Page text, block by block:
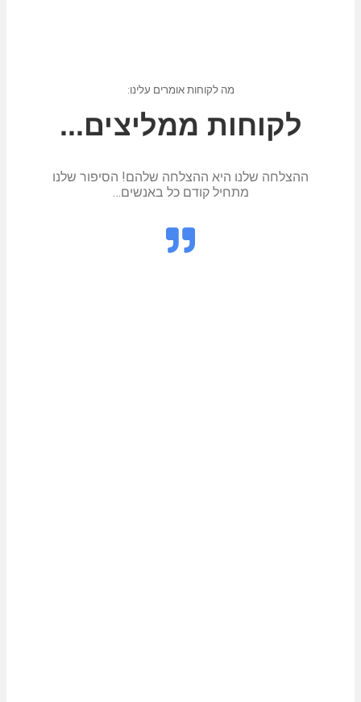
מה לקוחות אומרים עלינו:
לקוחות ממליצים...
ההצלחה שלנו היא ההצלחה שלהם! הסיפור שלנו
מתחיל קודם כל באנשים…